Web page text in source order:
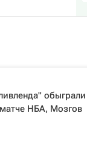
обыграли
НБА, Мозгов